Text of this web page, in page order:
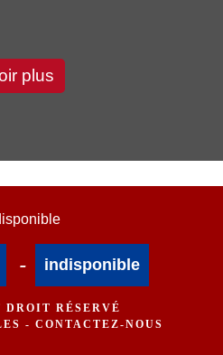
plus
- indisponible
DROIT RÉSERVÉ
- CONTACTEZ-NOUS